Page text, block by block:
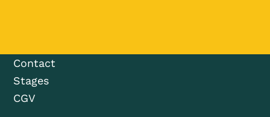
Contact
Stages
CGV